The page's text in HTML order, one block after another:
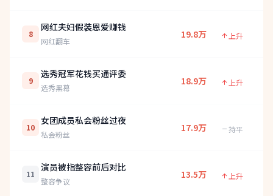
8
网红夫妇假装恩爱赚钱
网红翻车
19.8万 上升
9
选秀冠军花钱买通评委
选秀黑幕
18.9万 上升
10
女团成员私会粉丝过夜
私会粉丝
17.9万 持平
11
演员被指整容前后对比
整容争议
13.5万 上升